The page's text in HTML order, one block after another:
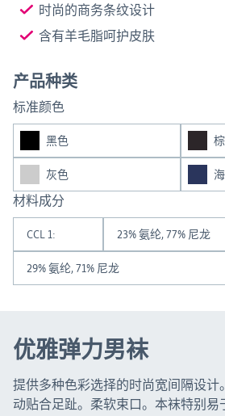
时尚的商务条纹设计
含有羊毛脂呵护皮肤
产品种类
标准颜色
黑色
灰色
材料成分
CCL 1: 23% 氨纶, 77% 尼龙
29% 氨纶, 71% 尼龙
优雅弹力男袜
提供多种色彩选择的时尚宽间隔设计
动贴合足趾。柔软束口。本袜特别易